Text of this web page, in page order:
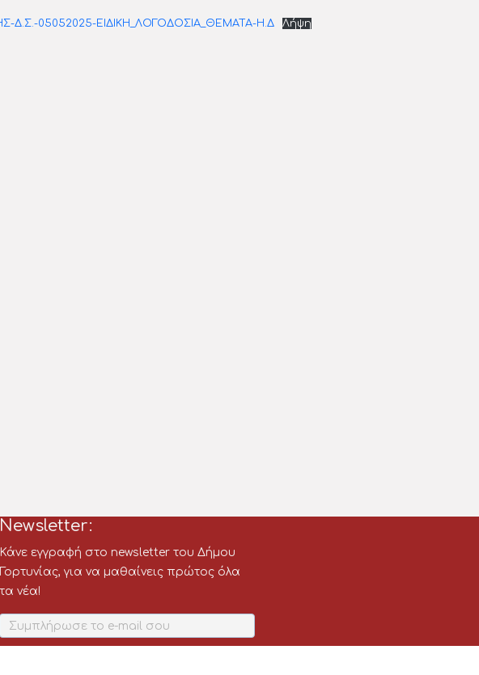
Δ.Σ.-05052025-ΕΙΔΙΚΗ_ΛΟΓΟΔΟΣΙΑ_ΘΕΜΑΤΑ-Η.Δ Λήψη
Newsletter:
Κάνε εγγραφή στο newsletter του Δήμου
Γορτυνίας, για να μαθαίνεις πρώτος όλα
τα νέα!